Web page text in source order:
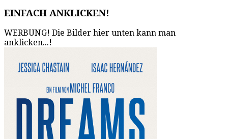
EINFACH ANKLICKEN!
WERBUNG! Die Bilder hier unten kann man
anklicken...!